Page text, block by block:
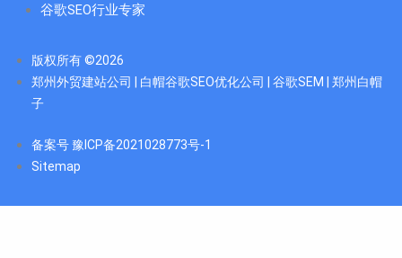
谷歌SEO行业专家
版权所有 ©2026
郑州外贸建站公司 | 白帽谷歌SEO优化公司 | 谷歌SEM | 郑州白帽
子
备案号 豫ICP备2021028773号-1
Sitemap